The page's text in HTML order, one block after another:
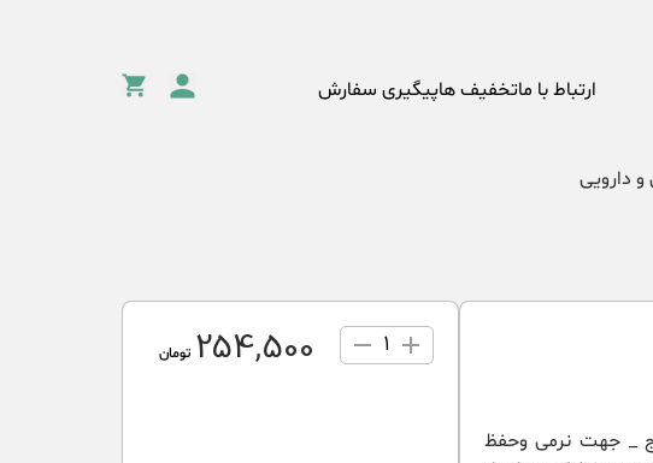
ارتباط با ماتخفیف هاپیگیری سفارش
دارویی
_ جهت نرمی وحفظ
1 254٬500 تومان